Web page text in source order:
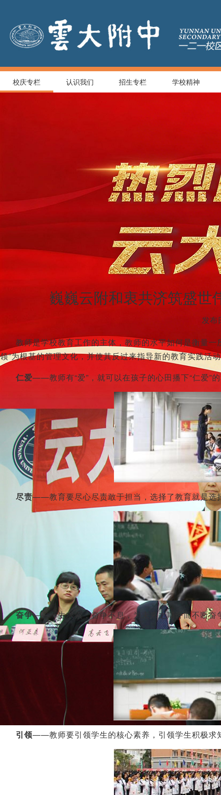
校庆专栏 认识我们 招生专栏 学校精神
巍巍云附和衷共济筑盛世
发布
教师是学校教育工作的主体，教师的水平如何是衡量
领”为根基的管理文化，并使其反过来指导新的教育实践活
仁爱——教师有“爱”，就可以在孩子的心田播下“仁爱”
尽责——教育要尽心尽责敢于担当，选择了教育就是选
奋争——一生求索，奋争不息，为未来之期许而不断奋
引领——教师要引领学生的核心素养，引领学生积极求